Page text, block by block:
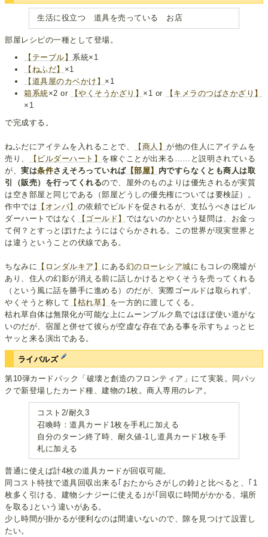
生活に役立つ 道具を売っている お店
部屋レシピの一種として登場。
【テーブル】 系統×1
【ねふだ】 ×1
【道具屋のカベかけ】 ×1
箱系統×2 or 【やくそうかざり】 ×1 or
【キメラのつばさかざり】
×1
で完成する。
ねふだにアイテムを入れることで、 【商人】が他の住人にアイテムを
売り、
【ビルダーハート】 を稼ぐことが出来る……と説明されている
が、実は条件さえそろっていれば【部屋】 内ですらなくとも商人は取
引（販売）を行ってくれるので、屋外のものよりは優先されるが実質
は空き部屋と同じである（部屋どうしの優先権については要検証）。
作中では 【オンバ】 の依頼でビルドを促されるが、支払うべきはビル
ダーハートではなく
【ゴールド】 ではないのかという疑問は、お金っ
て何？とすっとぼけたようにはぐらかされる。この世界が現実世界と
は違うということの伏線である。
ちなみに 【ロンダルキア】 にある幻のローレシア城にもコレの廃墟が
あり、住人の幻影が消える前に話しかけるとやくそうを売ってくれる
（という風に話を勝手に進める）のだが、実際ゴールドは取られず、
やくそうと称して 【枯れ草】 を一方的に渡してくる。
枯れ草自体は無限化が可能な上にムーンブルク島ではほぼ使い道がな
いのだが、宿屋と併せて彼らが空虚な存在である事を示すちょっとヒ
ヤッと来る演出である。
ライバルズ
第10弾カードパック「破壊と創造のフロンティア」にて実装。同パッ
クで新登場したカード種、建物の1枚。商人専用のレア。
コスト2/耐久3
召喚時：道具カード1枚を手札に加える
自分のターン終了時、耐久値-1し道具カード1枚を手
札に加える
普通に使えば計4枚の道具カードが回収可能。
同コスト特技で道具回収出来る｢おたからさがしの鈴｣と比べると、｢1
枚多く引ける、建物シナジーに使える｣が｢回収に時間がかかる、場所
を取る｣という違いがある。
少し時間が掛かるが便利なのは間違いないので、隙を見つけて設置し
たい。